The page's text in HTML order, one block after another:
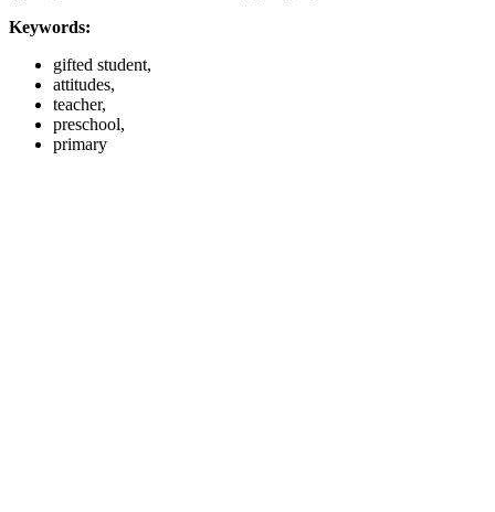
Keywords:
gifted student,
attitudes,
teacher,
preschool,
primary